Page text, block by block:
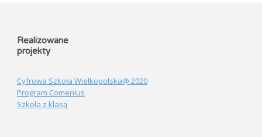
Realizowane
projekty
Cyfrowa Szkoła Wielkopolska@ 2020
Program Comenius
Szkoła z klasą